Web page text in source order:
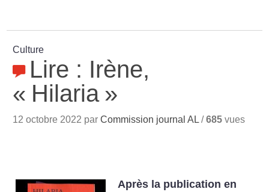
Culture
Lire : Irène,
« Hilaria »
12 octobre 2022 parCommission journal AL /685 vues
Après la publication en